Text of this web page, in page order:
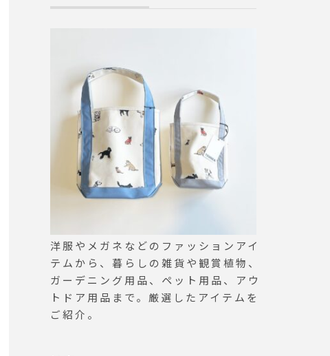
洋服やメガネなどのファッションアイ
テムから、暮らしの雑貨や観賞植物、
ガーデニング用品、ペット用品、アウ
トドア用品まで。厳選したアイテムを
ご紹介。